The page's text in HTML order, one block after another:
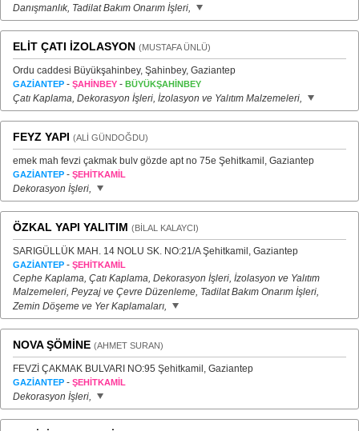
Danışmanlık, Tadilat Bakım Onarım İşleri,
ELİT ÇATI İZOLASYON (MUSTAFA ÜNLÜ)
Ordu caddesi Büyükşahinbey, Şahinbey, Gaziantep
GAZİANTEP - ŞAHİNBEY - BÜYÜKŞAHİNBEY
Çatı Kaplama, Dekorasyon İşleri, İzolasyon ve Yalıtım Malzemeleri,
FEYZ YAPI (ALİ GÜNDOĞDU)
emek mah fevzi çakmak bulv gözde apt no 75e Şehitkamil, Gaziantep
GAZİANTEP - ŞEHİTKAMİL
Dekorasyon İşleri,
ÖZKAL YAPI YALITIM (BİLAL KALAYCI)
SARIGÜLLÜK MAH. 14 NOLU SK. NO:21/A Şehitkamil, Gaziantep
GAZİANTEP - ŞEHİTKAMİL
Cephe Kaplama, Çatı Kaplama, Dekorasyon İşleri, İzolasyon ve Yalıtım
Malzemeleri, Peyzaj ve Çevre Düzenleme, Tadilat Bakım Onarım İşleri,
Zemin Döşeme ve Yer Kaplamaları,
NOVA ŞÖMİNE (AHMET SURAN)
FEVZİ ÇAKMAK BULVARI NO:95 Şehitkamil, Gaziantep
GAZİANTEP - ŞEHİTKAMİL
Dekorasyon İşleri,